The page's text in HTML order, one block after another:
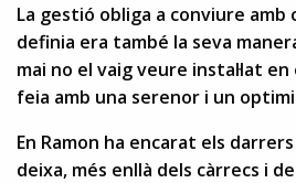
La gestió obliga a conviure
definia era també la seva
mai no el vaig veure instal·lat
feia amb una serenor i un
En Ramon ha encarat els
deixa, més enllà dels càrrecs i